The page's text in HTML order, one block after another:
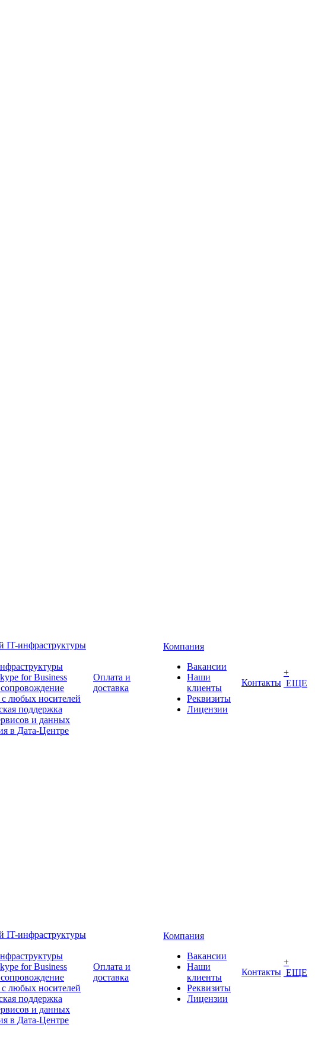
IT-инфраструктуры
for Business
сопровождение
любых носителей
поддержка
и данных
в Дата-Центре
Оплата и
доставка
Компания
Вакансии
Наши
клиенты
Реквизиты
Лицензии
Контакты
+
ЕЩЕ
IT-инфраструктуры
for Business
сопровождение
любых носителей
поддержка
и данных
в Дата-Центре
Оплата и
доставка
Компания
Вакансии
Наши
клиенты
Реквизиты
Лицензии
Контакты
+
ЕЩЕ